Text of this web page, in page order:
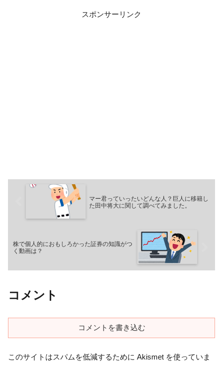
スポンサーリンク
マー君っていったいどんな人？巨人に移籍し
た田中将大に関して調べてみました。
株で個人的におもしろかった証券の知識がつ
く動画は？
コメント
コメントを書き込む
このサイトはスパムを低減するために Akismet を使っていま